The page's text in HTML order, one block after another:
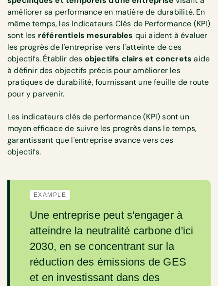
améliorer sa performance en matière de durabilité. En
même temps, les Indicateurs Clés de Performance (KPI)
sont les référentiels mesurables qui aident à évaluer
les progrès de l'entreprise vers l'atteinte de ces
objectifs. Établir des objectifs clairs et concrets aide
à définir des objectifs précis pour améliorer les
pratiques de durabilité, fournissant une feuille de route
pour y parvenir.
Les indicateurs clés de performance (KPI) sont un
moyen efficace de suivre les progrès dans le temps,
garantissant que l'entreprise avance vers ces
objectifs.
EXAMPLE
Une entreprise peut s'engager à
atteindre la neutralité carbone d'ici
2030, en se concentrant sur la
réduction des émissions de GES
et en investissant dans des